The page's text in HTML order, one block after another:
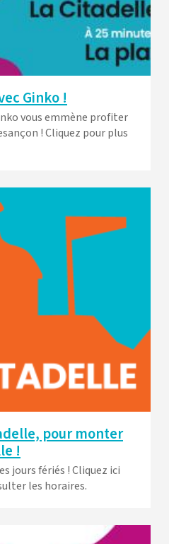
Ginko !
vous emmène profiter
! Cliquez pour plus
pour monter
!
jours fériés ! Cliquez ici
les horaires.